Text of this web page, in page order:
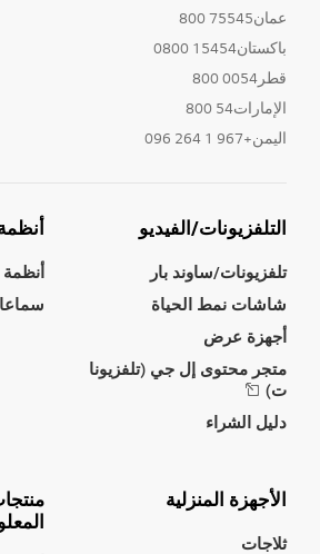
عمان75545 800
باكستان15454 0800
قطر0054 800
الإمارات54 800
اليمن+967 1 264 096
التلفزيونات/الفيديو
تلفزيونات/ساوند بار
شاشات نمط الحياة
أجهزة عرض
متجر محتوى إل جي (تلفزيونا
ت)
دليل الشراء
الأجهزة المنزلية
ثلاجات